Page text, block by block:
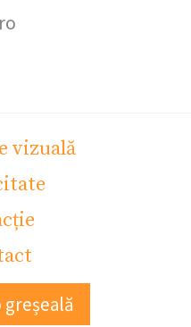
vizuală
greșeală